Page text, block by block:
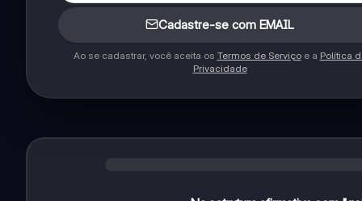
Cadastre-se com EMAIL
Ao se cadastrar, você aceita os Termos de Serviçoe a Política
Privacidade